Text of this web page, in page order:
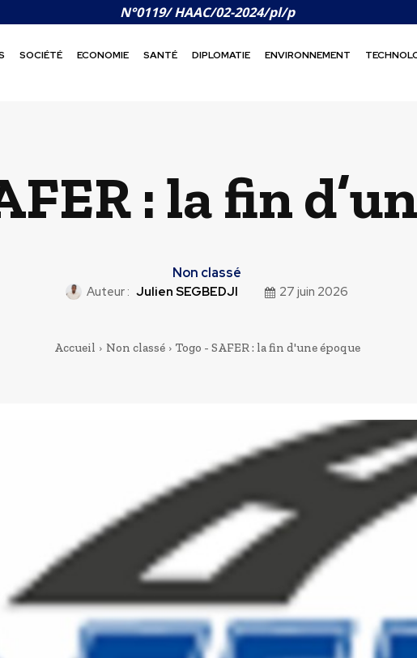
N°0119/ HAAC/02-2024/pl/p
SOCIÉTÉ ECONOMIE SANTÉ DIPLOMATIE ENVIRONNEMENT
: la fin
Non classé
Auteur : Julien SEGBEDJI 27 juin 2026
Accueil Non classé Togo - SAFER : la fin d'une époque